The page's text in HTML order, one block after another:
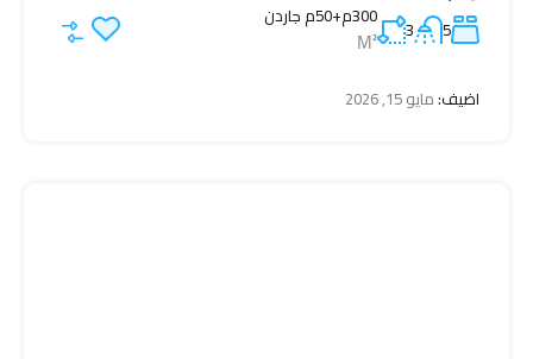
5
3 300م+50م جاردن
M²
اضيف:مايو 15, 2026